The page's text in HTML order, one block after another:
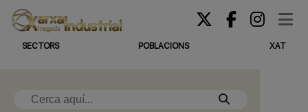
SECTORS POBLACIONS XAT